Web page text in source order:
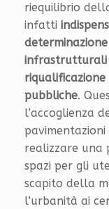
riequilibrio
infatti
infrastrutturali
pubbliche.
l’accoglienza
realizzare una
spazi per gli
scapito della
l’urbanità ai